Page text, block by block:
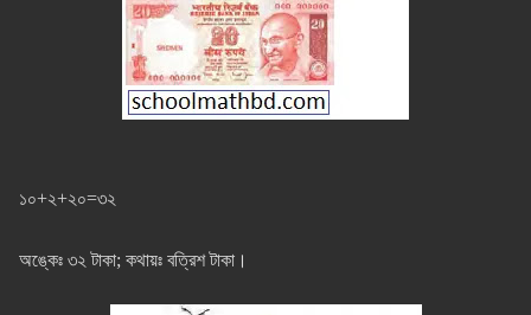
১০+২+২০=৩২
অঙ্কেঃ ৩২ টাকা; কথায়ঃ বত্রিশ টাকা।